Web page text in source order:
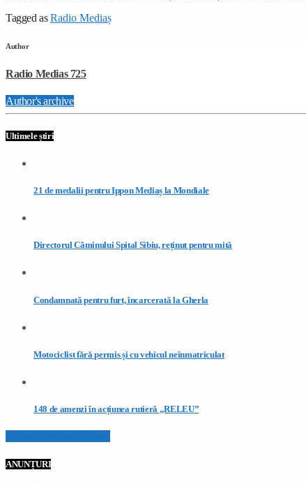
Tagged asRadio Mediaș
Author
Radio Medias 725
Author's archive
Ultimele știri
21 de medalii pentru Ippon Mediaș la Mondiale
Directorul Căminului Spital Sibiu, reținut pentru mită
Condamnată pentru furt, încarcerată la Gherla
Motociclist fără permis și cu vehicul neînmatriculat
148 de amenzi în acțiunea rutieră „RELEU”
ANUNȚURI